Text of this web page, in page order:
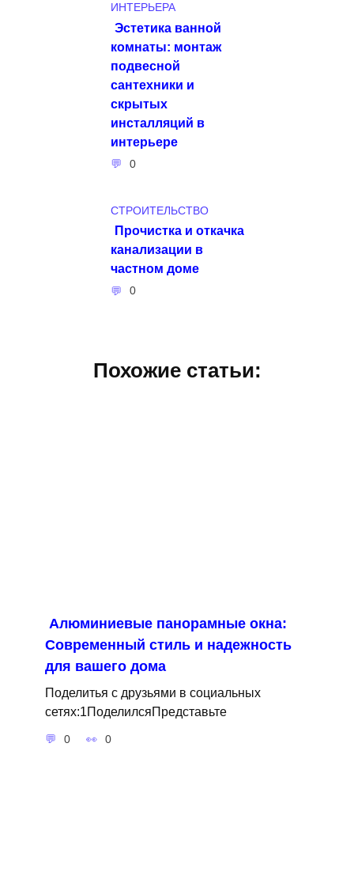
ИНТЕРЬЕРА
Эстетика ванной
комнаты: монтаж
подвесной
сантехники и
скрытых
инсталляций в
интерьере
0
СТРОИТЕЛЬСТВО
Прочистка и откачка
канализации в
частном доме
0
Похожие статьи:
Алюминиевые панорамные окна:
Современный стиль и надежность
для вашего дома
Поделитья с друзьями в социальных
сетях:1ПоделилсяПредставьте
0 0